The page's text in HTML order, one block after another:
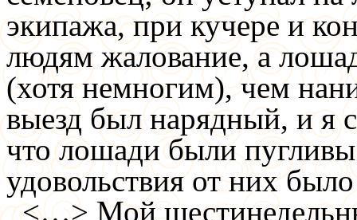
экипажа, при кучере и
людям жалование, а
(хотя немногим), чем
выезд был нарядный, и я
что лошади были
удовольствия от них
<…> Мой